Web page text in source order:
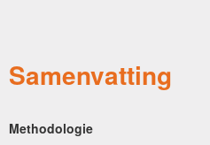
Samenvatting
Methodologie